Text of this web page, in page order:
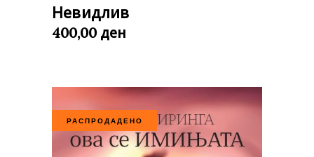
Невидлив
400,00 ден
РАСПРОДАДЕНО